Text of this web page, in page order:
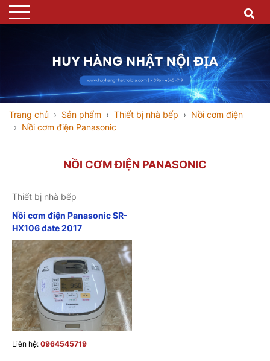
Trang chủ Sản phẩm Thiết bị nhà bếp
Nồi cơm điện
Nồi cơm điện Panasonic
NỒI CƠM ĐIỆN PANASONIC
Thiết bị nhà bếp
Nồi cơm điện Panasonic SR-
HX106 date 2017
Liên hệ: 0964545719